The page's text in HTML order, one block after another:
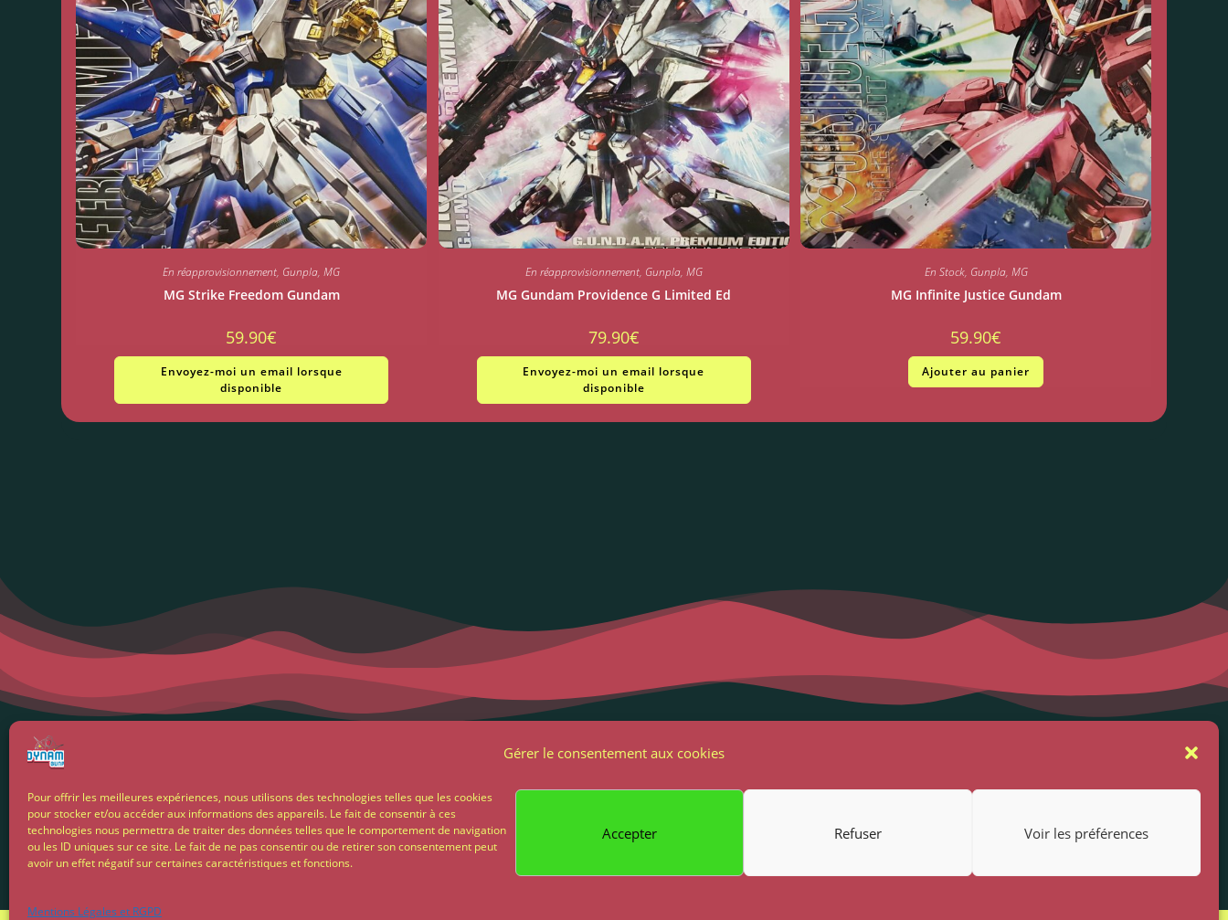
Gérer le consentement aux cookies
Pour offrir les meilleures expériences, nous utilisons des technologies telles que les cookies
pour stocker et/ou accéder aux informations des appareils. Le fait de consentir à ces
technologies nous permettra de traiter des données telles que le comportement de navigation
ou les ID uniques sur ce site. Le fait de ne pas consentir ou de retirer son consentement peut
avoir un effet négatif sur certaines caractéristiques et fonctions.
Accepter Refuser Voir les préférences
Mentions Légales et RGPD
En réapprovisionnement, Gunpla,MG
MG Strike Freedom Gundam
59.90€
Envoyez-moi un email lorsque
disponible
En réapprovisionnement, Gunpla, MG
MG Gundam Providence G Limited Ed
79.90€
Envoyez-moi un email lorsque
disponible
En Stock, Gunpla, MG
MG Infinite Justice Gundam
59.90€
Ajouter au panier
Conditions générales de vente
Paiement sécurisé
85 500 Les Herbiers